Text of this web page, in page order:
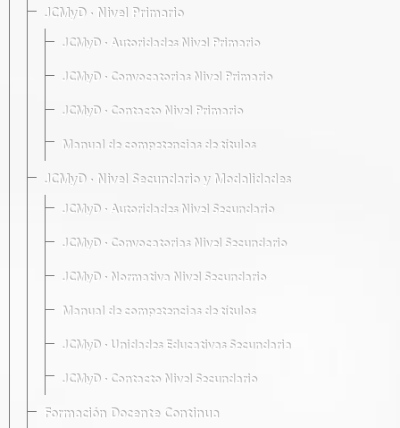
JCMyD · Nivel Primario
JCMyD · Autoridades Nivel Primario
JCMyD · Convocatorias Nivel Primario
JCMyD · Contacto Nivel Primario
Manual de competencias de títulos
JCMyD · Nivel Secundario y Modalidades
JCMyD · Autoridades Nivel Secundario
JCMyD · Convocatorias Nivel Secundario
JCMyD · Normativa Nivel Secundario
Manual de competencias de títulos
JCMyD · Unidades Educativas Secundaria
JCMyD · Contacto Nivel Secundario
Formación Docente Continua